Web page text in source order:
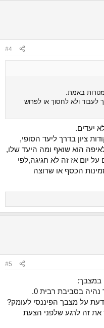
#4
מטרות באמת.
לעבוד ולא לחסוך או לפרוש
יעדים.
ציון בדרך ליעד הסופי,
הוא שואף ומה היעד שלו,
על יום אז זה לא חגיגה,לפי
הכסף או שרוצה
#5
על מצבך הפיננסי לעומק?
זה לרגע שלפני הצעת